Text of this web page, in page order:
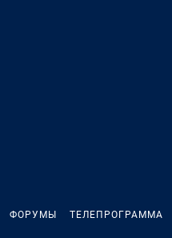
ФОРУМЫ ТЕЛЕПРОГРАММА